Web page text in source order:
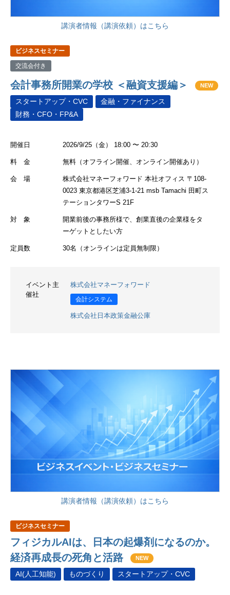
講演者情報（講演依頼）はこちら
ビジネスセミナー
交流会付き
会計事務所開業の学校 ＜融資支援編＞ NEW
スタートアップ・CVC
金融・ファイナンス
財務・CFO・FP&A
開催日 2026/9/25（金） 18:00 〜 20:30
料 金 無料（オフライン開催、オンライン開催あり）
会 場
株式会社マネーフォワード 本社オフィス 〒108-
0023 東京都港区芝浦3-1-21 msb Tamachi 田町ス
テーションタワーS 21F
対 象
開業前後の事務所様で、創業直後の企業様をタ
ーゲットとしたい方
定員数 30名（オンラインは定員無制限）
イベント主
催社
株式会社マネーフォワード
会計システム
株式会社日本政策金融公庫
講演者情報（講演依頼）はこちら
ビジネスセミナー
フィジカルAIは、日本の起爆剤になるのか。
経済再成長の死角と活路
NEW
AI(人工知能) ものづくり スタートアップ・CVC